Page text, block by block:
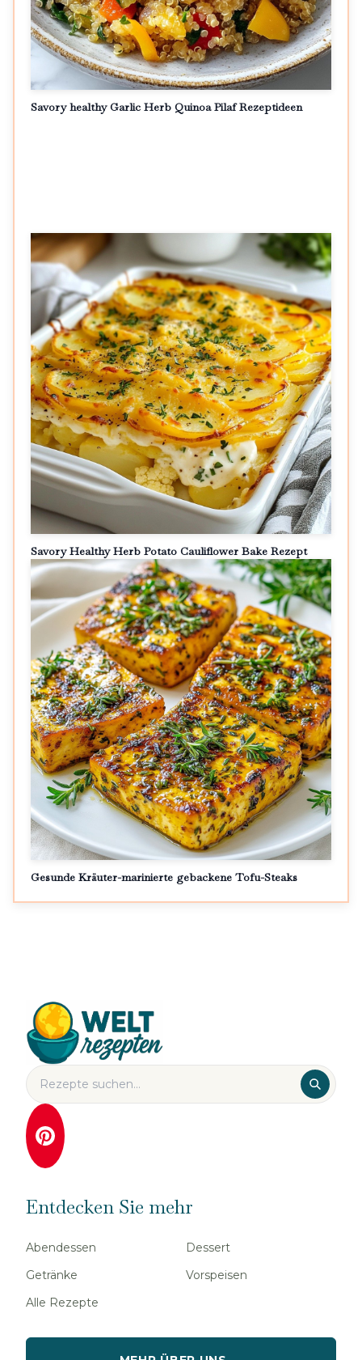
Savory healthy Garlic Herb Quinoa Pilaf Rezeptideen
Savory Healthy Herb Potato Cauliflower Bake Rezept
Gesunde Kräuter-marinierte gebackene Tofu-Steaks
Entdecken Sie mehr
Abendessen
Dessert
Getränke
Vorspeisen
Alle Rezepte